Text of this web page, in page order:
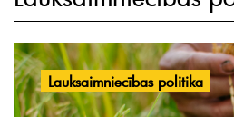
Lauksaimniecības politika